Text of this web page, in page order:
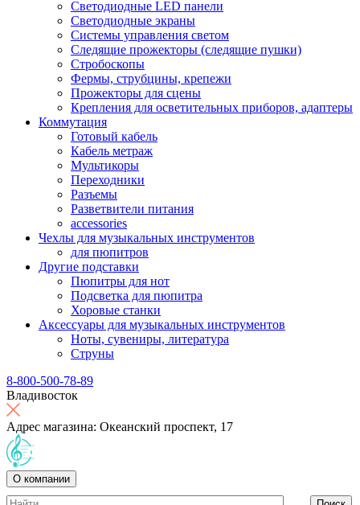
Светодиодные LED панели
Светодиодные экраны
Системы управления светом
Следящие прожекторы (следящие пушки)
Стробоскопы
Фермы, струбцины, крепежи
Прожекторы для сцены
Крепления для осветительных приборов, адаптеры
Коммутация
Готовый кабель
Кабель метраж
Мультикоры
Переходники
Разъемы
Разветвители питания
accessories
Чехлы для музыкальных инструментов
для пюпитров
Другие подставки
Пюпитры для нот
Подсветка для пюпитра
Хоровые станки
Аксессуары для музыкальных инструментов
Ноты, сувениры, литература
Струны
8-800-500-78-89
Владивосток
Адрес магазина: Океанский проспект, 17
О компании